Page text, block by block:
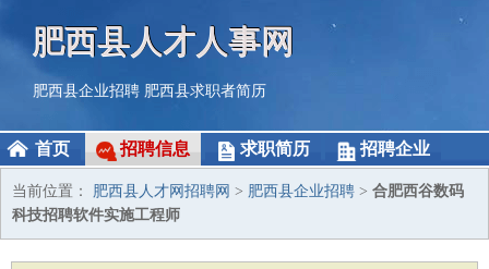
肥西县人才人事网
肥西县企业招聘 肥西县求职者简历
首页 招聘信息 求职简历 招聘企业
当前位置： 肥西县人才网招聘网 > 肥西县企业招聘 > 合肥西谷数码
科技招聘软件实施工程师